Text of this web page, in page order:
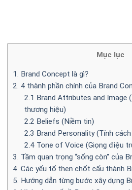
Mục lục
1. Brand Concept là gì?
2. 4 thành phần chính của Brand
2.1 Brand Attributes and Image
thương hiệu)
2.2 Beliefs (Niềm tin)
2.3 Brand Personality (Tính
2.4 Tone of Voice (Giọng điệu
3. Tầm quan trọng “sống còn” của
4. Các yếu tố then chốt cấu thành
5. Hướng dẫn từng bước xây dựng